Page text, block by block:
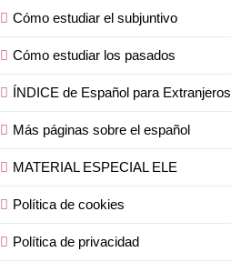
Cómo estudiar el subjuntivo
Cómo estudiar los pasados
ÍNDICE de Español para Extranjeros
Más páginas sobre el español
MATERIAL ESPECIAL ELE
Política de cookies
Política de privacidad